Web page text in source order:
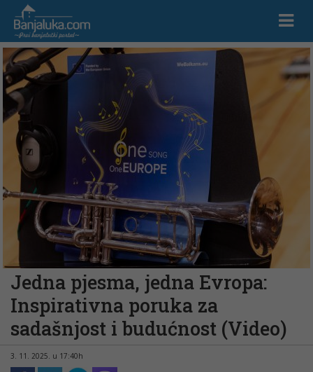
Jedna pjesma, jedna Evropa:
Inspirativna poruka za
sadašnjost i budućnost (Video)
3. 11. 2025. u 17:40h